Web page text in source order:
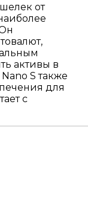
от
активы в
S также
для
с